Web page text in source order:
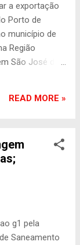
já superam
Em menos
exportação.
e
Além
a exportação
Porto de
município de
Região
São José dos
no Agreste
na tarde
de
da operação
de
READ MORE »
g1 pela
Saneamento